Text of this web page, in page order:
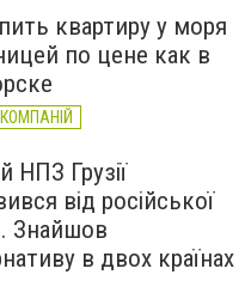
квартиру у моря
по цене как в
НПЗ Грузії
від російської
Знайшов
в двох країнах